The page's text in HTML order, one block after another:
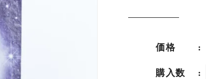
価格
購入数